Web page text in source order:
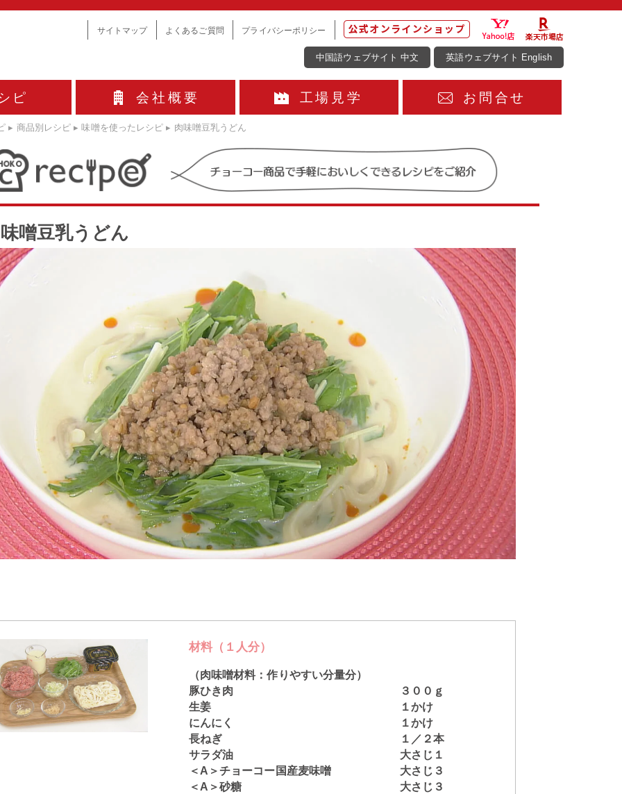
サイトマップ よくあるご質問 プライバシーポリシー
中国語ウェブサイト 中文 英語ウェブサイト English
ピ 会社概要 工場見学 お問合せ
▸ 商品別レシピ ▸味噌を使ったレシピ ▸ 肉味噌豆乳うどん
噌豆乳うどん
材料（１人分）
（肉味噌材料：作りやすい分量分）
豚ひき肉
３００ｇ
生姜
１かけ
にんにく
１かけ
長ねぎ
１／２本
サラダ油
大さじ１
＜A＞チョーコー国産麦味噌
大さじ３
＜A＞砂糖
大さじ３